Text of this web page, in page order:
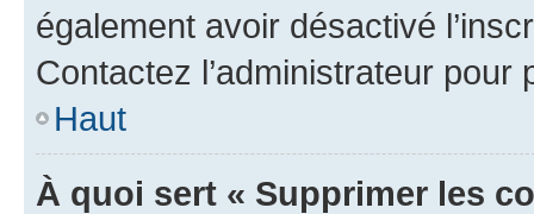
également avoir désactivé
Contactez l’administrateur
Haut
À quoi sert « Supprimer les